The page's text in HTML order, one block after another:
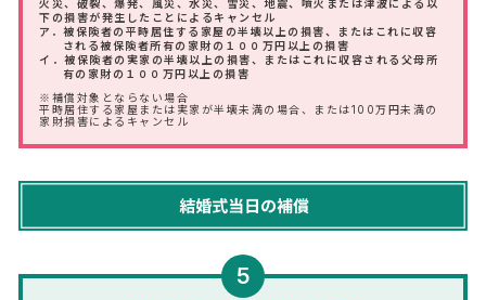
火災、破裂、爆発、風災、水災、雪災、地震、噴火または津波による以
下の損害が発生したことによるキャンセル
ア．被保険者の平時居住する家屋の半壊以上の損害、またはこれに収容
される被保険者所有の家財の１００万円以上の損害
イ．被保険者の実家の半壊以上の損害、またはこれに収容される父母所
有の家財の１００万円以上の損害
※補償対象とならない場合
平時居住する家屋または実家が半壊未満の場合、または100万円未満の
家財損害によるキャンセル
5